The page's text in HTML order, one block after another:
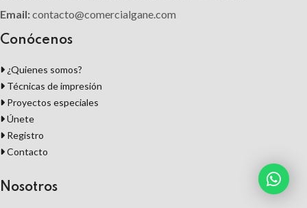
Email:contacto@comercialgane.com
Conócenos
¿Quienes somos?
Técnicas de impresión
Proyectos especiales
Únete
Registro
Contacto
Nosotros